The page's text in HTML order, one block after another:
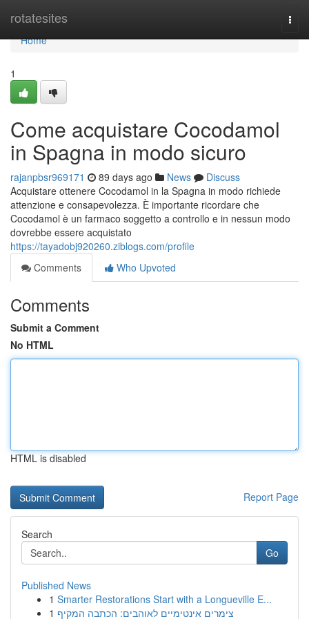
rotatesites
Home
Home
1
Come acquistare Cocodamol
in Spagna in modo sicuro
rajanpbsr969171 89 days ago News
Discuss
Acquistare ottenere Cocodamol in la Spagna in modo richiede
attenzione e consapevolezza. È importante ricordare che
Cocodamol è un farmaco soggetto a controllo e in nessun modo
dovrebbe essere acquistato
https://tayadobj920260.ziblogs.com/profile
Comments
Who Upvoted
Comments
Submit a Comment
No HTML
HTML is disabled
Report Page
Search
Go
Published News
1 Smarter Restorations Start with a Longueville E...
1 צימרים אינטימיים לאוהבים: הכתבה המקיף